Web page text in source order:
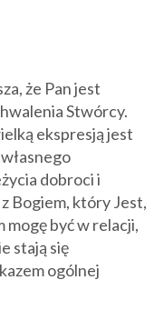
że Pan jest
Stwórcy.
ekspresją jest
dobroci i
Bogiem, który Jest,
być w relacji,
stają się
ogólnej